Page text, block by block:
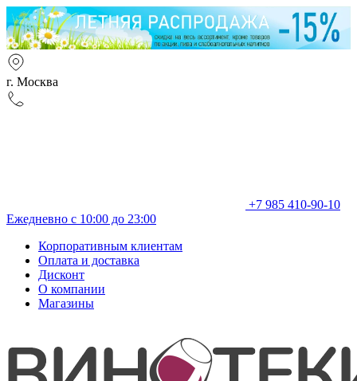
г. Москва
+7 985 410-90-10
Ежедневно с 10:00 до 23:00
Корпоративным клиентам
Оплата и доставка
Дисконт
О компании
Магазины